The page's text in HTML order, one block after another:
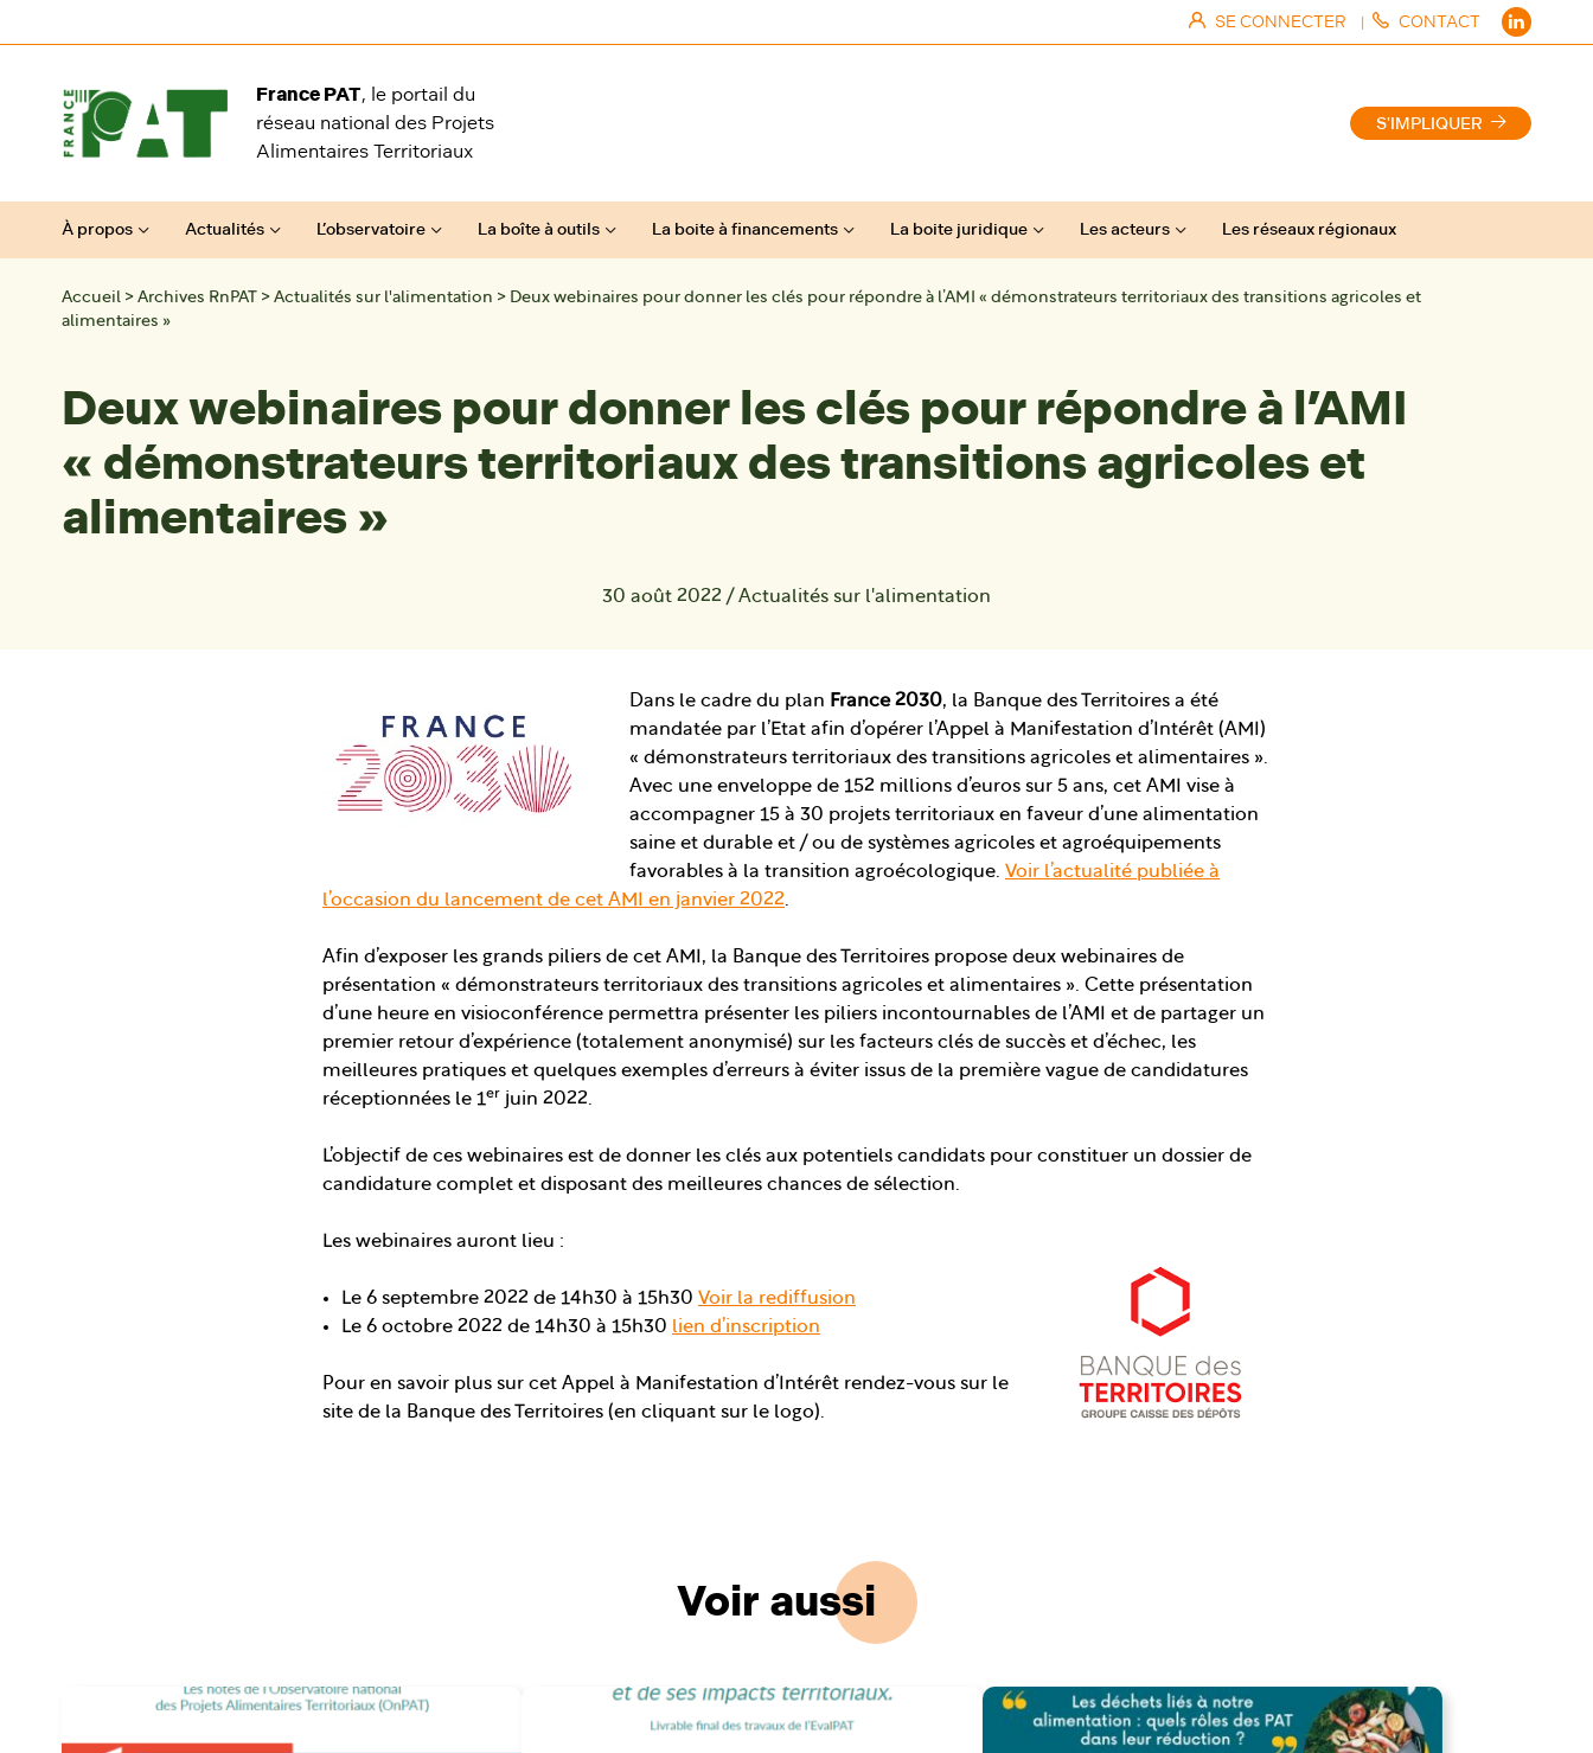
SE CONNECTER | CONTACT
France PAT, le portail du
réseau national des Projets
Alimentaires Territoriaux
S'IMPLIQUER
À propos Actualités L’observatoire La boîte à outils La boite à financements La boite juridique Les acteurs Les réseaux régionaux
Accueil > Archives RnPAT > Actualités sur l'alimentation > Deux webinaires pour donner les clés pour répondre à l’AMI « démonstrateurs territoriaux des transitions agricoles et
alimentaires »
Deux webinaires pour donner les clés pour répondre à l’AMI
« démonstrateurs territoriaux des transitions agricoles et
alimentaires »
30 août 2022 / Actualités sur l'alimentation
Dans le cadre du plan France 2030, la Banque des Territoires a été
mandatée par l’Etat afin d’opérer l’Appel à Manifestation d’Intérêt (AMI)
« démonstrateurs territoriaux des transitions agricoles et alimentaires ».
Avec une enveloppe de 152 millions d’euros sur 5 ans, cet AMI vise à
accompagner 15 à 30 projets territoriaux en faveur d’une alimentation
saine et durable et / ou de systèmes agricoles et agroéquipements
favorables à la transition agroécologique. Voir l’actualité publiée à
l’occasion du lancement de cet AMI en janvier 2022.
Afin d’exposer les grands piliers de cet AMI, la Banque des Territoires propose deux webinaires de
présentation « démonstrateurs territoriaux des transitions agricoles et alimentaires ». Cette présentation
d’une heure en visioconférence permettra présenter les piliers incontournables de l’AMI et de partager un
premier retour d’expérience (totalement anonymisé) sur les facteurs clés de succès et d’échec, les
meilleures pratiques et quelques exemples d’erreurs à éviter issus de la première vague de candidatures
réceptionnées le 1er juin 2022.
L’objectif de ces webinaires est de donner les clés aux potentiels candidats pour constituer un dossier de
candidature complet et disposant des meilleures chances de sélection.
Les webinaires auront lieu :
Le 6 septembre 2022 de 14h30 à 15h30 Voir la rediffusion
Le 6 octobre 2022 de 14h30 à 15h30 lien d’inscription
Pour en savoir plus sur cet Appel à Manifestation d’Intérêt rendez-vous sur le
site de la Banque des Territoires (en cliquant sur le logo).
Voir aussi